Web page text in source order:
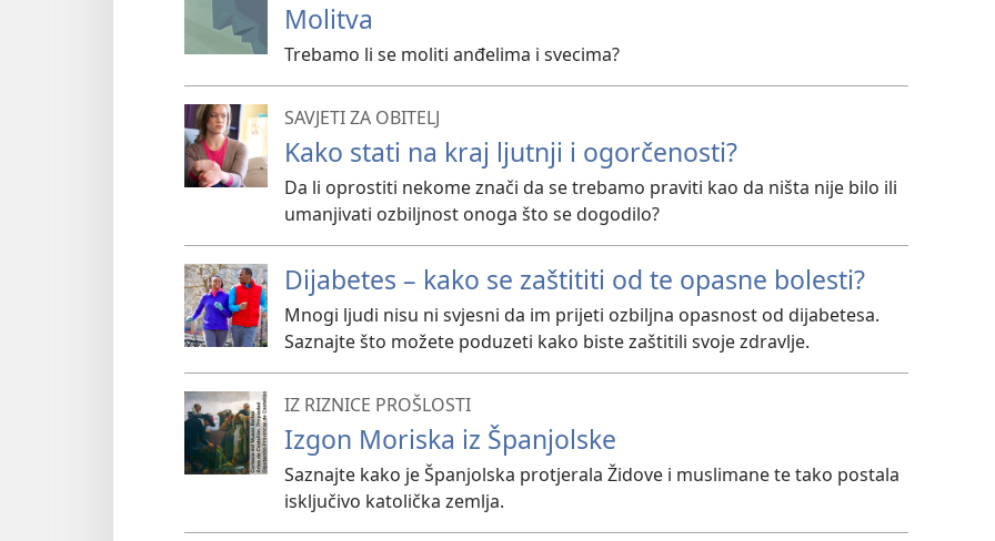
Molitva
Trebamo li se moliti anđelima i svecima?
SAVJETI ZA OBITELJ
Kako stati na kraj ljutnji i ogorčenosti?
Da li oprostiti nekome znači da se trebamo praviti kao da ništa nije bilo ili
umanjivati ozbiljnost onoga što se dogodilo?
Dijabetes – kako se zaštititi od te opasne bolesti?
Mnogi ljudi nisu ni svjesni da im prijeti ozbiljna opasnost od dijabetesa.
Saznajte što možete poduzeti kako biste zaštitili svoje zdravlje.
IZ RIZNICE PROŠLOSTI
Izgon Moriska iz Španjolske
Saznajte kako je Španjolska protjerala Židove i muslimane te tako postala
isključivo katolička zemlja.